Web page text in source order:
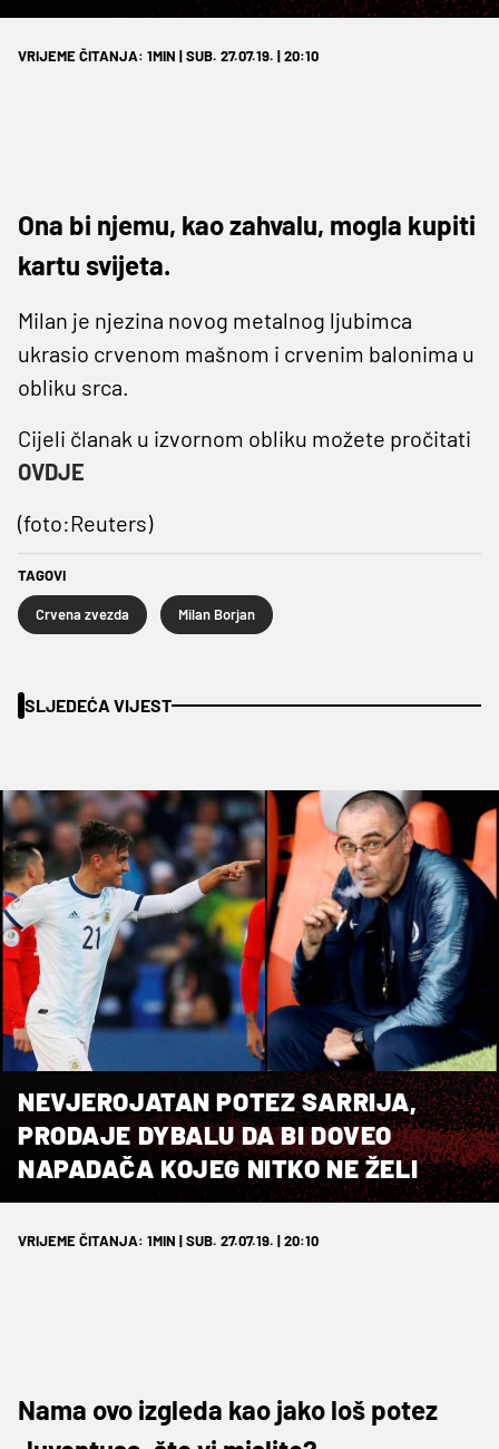
VRIJEME ČITANJA: 1MIN | SUB. 27.07.19. | 20:10
Ona bi njemu, kao zahvalu, mogla kupiti
kartu svijeta.
Milan je njezina novog metalnog ljubimca
ukrasio crvenom mašnom i crvenim balonima u
obliku srca.
Cijeli članak u izvornom obliku možete pročitati
OVDJE
(foto:Reuters)
TAGOVI
Crvena zvezda Milan Borjan
SLJEDEĆA VIJEST
NEVJEROJATAN POTEZ SARRIJA,
PRODAJE DYBALU DA BI DOVEO
NAPADAČA KOJEG NITKO NE ŽELI
VRIJEME ČITANJA: 1MIN | SUB. 27.07.19. | 20:10
Nama ovo izgleda kao jako loš potez